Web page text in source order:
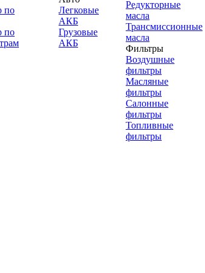
по
по
Легковые
АКБ
Грузовые
АКБ
Редукторные
масла
Трансмиссионные
масла
Фильтры
Воздушные
фильтры
Масляные
фильтры
Салонные
фильтры
Топливные
фильтры